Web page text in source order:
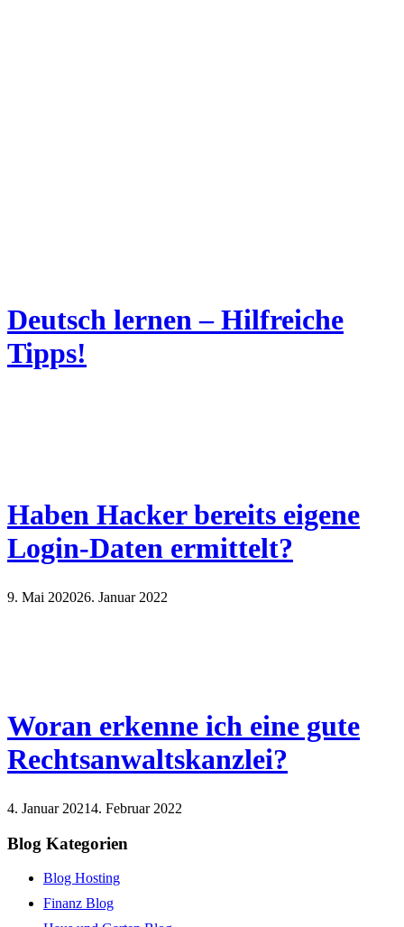
Deutsch lernen – Hilfreiche
Tipps!
Haben Hacker bereits eigene
Login-Daten ermittelt?
9. Mai 202026. Januar 2022
Woran erkenne ich eine gute
Rechtsanwaltskanzlei?
4. Januar 20214. Februar 2022
Blog Kategorien
Blog Hosting
Finanz Blog